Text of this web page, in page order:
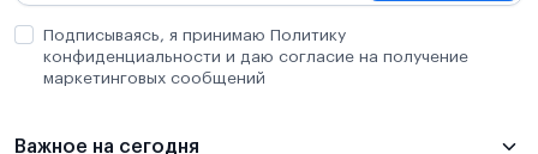
Подписываясь, я принимаю Политику
конфиденциальности и даю согласие на получение
маркетинговых сообщений
Важное на сегодня